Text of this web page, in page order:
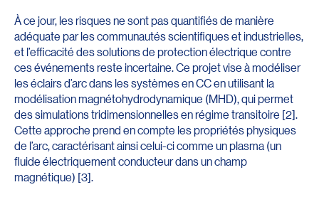
À ce jour, les risques ne sont pas quantifiés de manière
adéquate par les communautés scientifiques et industrielles,
et l’efficacité des solutions de protection électrique contre
ces événements reste incertaine. Ce projet vise à modéliser
les éclairs d’arc dans les systèmes en CC en utilisant la
modélisation magnétohydrodynamique (MHD), qui permet
des simulations tridimensionnelles en régime transitoire [2].
Cette approche prend en compte les propriétés physiques
de l’arc, caractérisant ainsi celui-ci comme un plasma (un
fluide électriquement conducteur dans un champ
magnétique) [3].